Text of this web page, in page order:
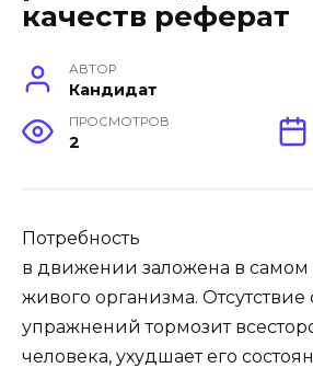
качеств реферат
АВТОР
Кандидат
ПРОСМОТРОВ
2
Потребность
в движении заложена в самом
живого организма.
упражнений тормозит
человека, ухудшает его